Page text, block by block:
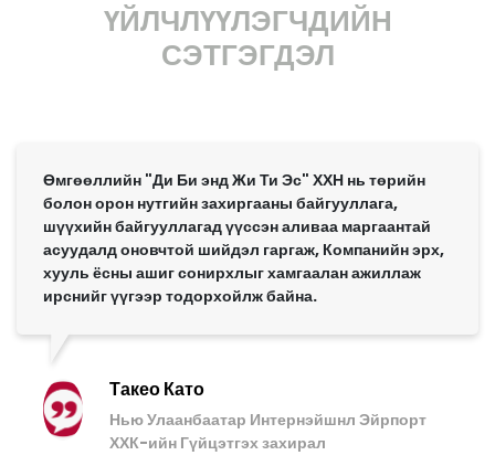
ҮЙЛЧЛҮҮЛЭГЧДИЙН
СЭТГЭГДЭЛ
Өмгөөллийн "Ди Би энд Жи Ти Эс" ХХН нь төрийн
болон орон нутгийн захиргааны байгууллага,
шүүхийн байгууллагад үүссэн аливаа маргаантай
асуудалд оновчтой шийдэл гаргаж, Компанийн эрх,
хууль ёсны ашиг сонирхлыг хамгаалан ажиллаж
ирснийг үүгээр тодорхойлж байна.
Такео Като
Нью Улаанбаатар Интернэйшнл Эйрпорт
ХХК-ийн Гүйцэтгэх захирал